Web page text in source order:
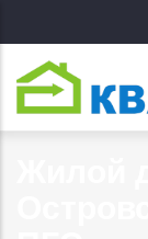
к
основному
содержанию